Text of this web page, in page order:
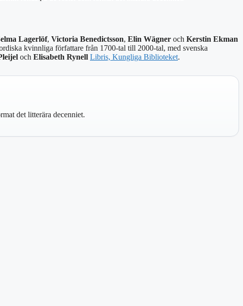
Lagerlöf, Victoria Benedictsson, Elin Wägner och Kerstin Ekman
kvinnliga författare från 1700-tal till 2000-tal, med svenska
och Elisabeth Rynell Libris, Kungliga Biblioteket.
det litterära decenniet.